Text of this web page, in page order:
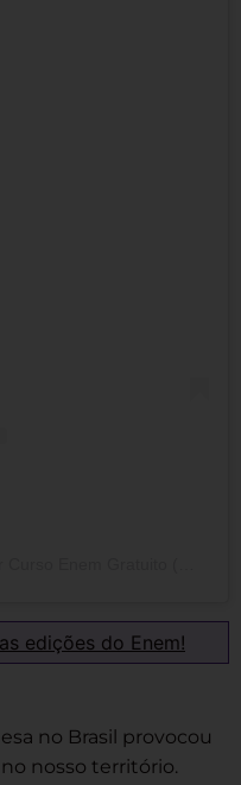
edições do Enem!
no Brasil provocou
nosso território.